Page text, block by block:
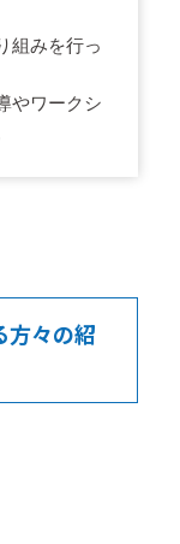
組みを行っ
やワークシ
方々の紹